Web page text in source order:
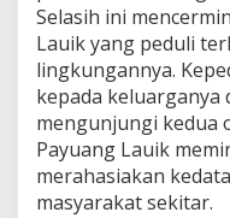
Selasih ini
Lauik yang peduli
lingkungannya.
kepada keluarganya
mengunjungi kedua
Payuang Lauik
merahasiakan
masyarakat sekitar.